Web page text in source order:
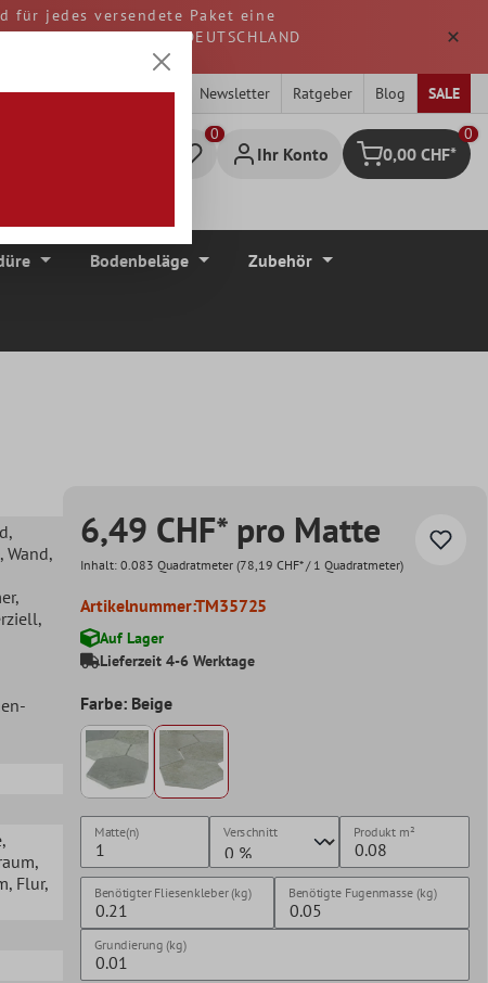
für jedes versendete Paket eine
werden aus DEUTSCHLAND
Newsletter Ratgeber Blog SALE
Ihr Konto Warenkorb
0
0,00 CHF*
Bodenbeläge Zubehör
,
, Wand,
,
,
,
,
, Flur,
6,49 CHF* pro Matte
Inhalt: 0.083 Quadratmeter (78,19 CHF* / 1 Quadratmeter)
Artikelnummer:TM35725
Auf Lager
Lieferzeit 4-6 Werktage
Farbe: Beige
Matte(n) Verschnitt Produkt m²
Benötigter Fliesenkleber (kg) Benötigte Fugenmasse (kg)
Grundierung (kg)